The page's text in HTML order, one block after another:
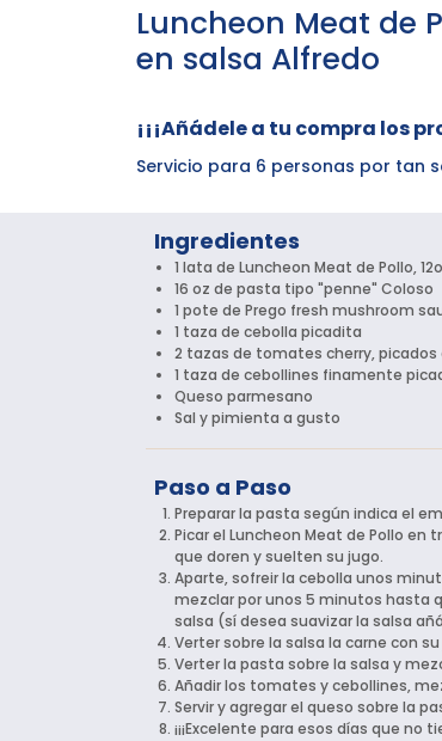
Luncheon Meat de
en salsa Alfredo
¡¡¡Añádele a tu compra los
Servicio para 6 personas por tan
Ingredientes
1 lata de Luncheon Meat de Pollo,
16 oz de pasta tipo "penne" Coloso
1 pote de Prego fresh mushroom
1 taza de cebolla picadita
2 tazas de tomates cherry, picados
1 taza de cebollines finamente
Queso parmesano
Sal y pimienta a gusto
Paso a Paso
Preparar la pasta según indica el
Picar el Luncheon Meat de Pollo
que doren y suelten su jugo.
Aparte, sofreir la cebolla unos
mezclar por unos 5 minutos hasta
salsa (sí desea suavizar la salsa
Verter sobre la salsa la carne con
Verter la pasta sobre la salsa y
Añadir los tomates y cebollines,
Servir y agregar el queso sobre la
¡¡¡Excelente para esos días que